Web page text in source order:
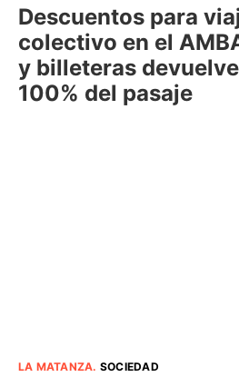
Descuentos para
colectivo en el
y billeteras
100% del pasaje
LA MATANZA. SOCIEDAD